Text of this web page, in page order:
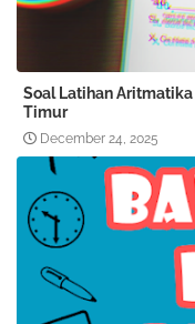
Soal Latihan
Timur
December 24, 2025